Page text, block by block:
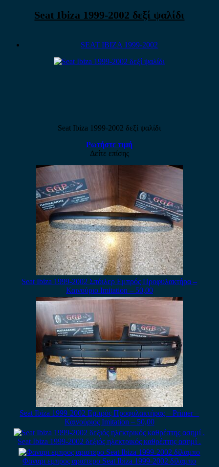
Seat Ibiza 1999-2002 δεξί ψαλίδι
SEAT IBIZA 1999-2002
Seat Ibiza 1999-2002 δεξί ψαλίδι
Ρωτήστε τιμή
Δείτε επίσης
Seat Ibiza 1999-2002 Σπόιλερ Εμπρός Προφυλακτήρα –
Καινούριο Imitation – 50,00
Seat Ibiza 1999-2002 Εμπρός Προφυλακτήρας – Primer –
Καινούριος Imitation – 50,00
Seat Ibiza 1999-2002 δεξιός ηλεκτρικός καθρέπτης ασημί .
Φαναρι εμπρος αριστερο Seat Ibiza 1999-2002 δίλαμπο